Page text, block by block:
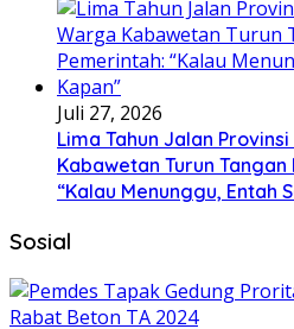
Juli 27, 2026
Lima Tahun Jalan
Kabawetan Turun
“Kalau Menunggu, Entah
Sosial